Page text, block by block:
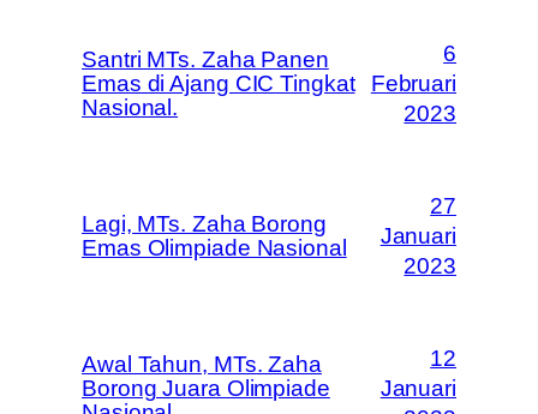
Santri MTs. Zaha Panen
Emas di Ajang CIC Tingkat
Nasional.
6
Februari
2023
Lagi, MTs. Zaha Borong
Emas Olimpiade Nasional
27
Januari
2023
Awal Tahun, MTs. Zaha
Borong Juara Olimpiade
12
Januari